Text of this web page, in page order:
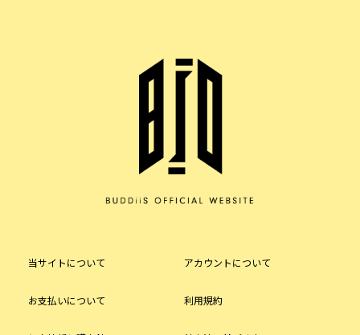
当サイトについて アカウントについて
お支払いについて 利用規約